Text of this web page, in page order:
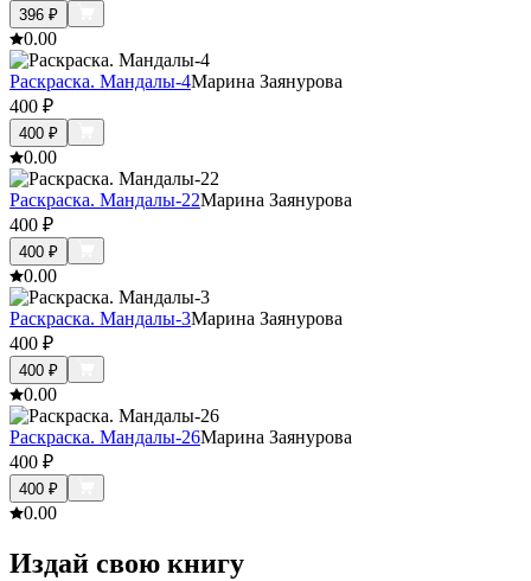
396 ₽
0.00
Раскраска. Мандалы-4Марина Заянурова
400 ₽
400 ₽
0.00
Раскраска. Мандалы-22Марина Заянурова
400 ₽
400 ₽
0.00
Раскраска. Мандалы-3Марина Заянурова
400 ₽
400 ₽
0.00
Раскраска. Мандалы-26Марина Заянурова
400 ₽
400 ₽
0.00
Издай свою книгу